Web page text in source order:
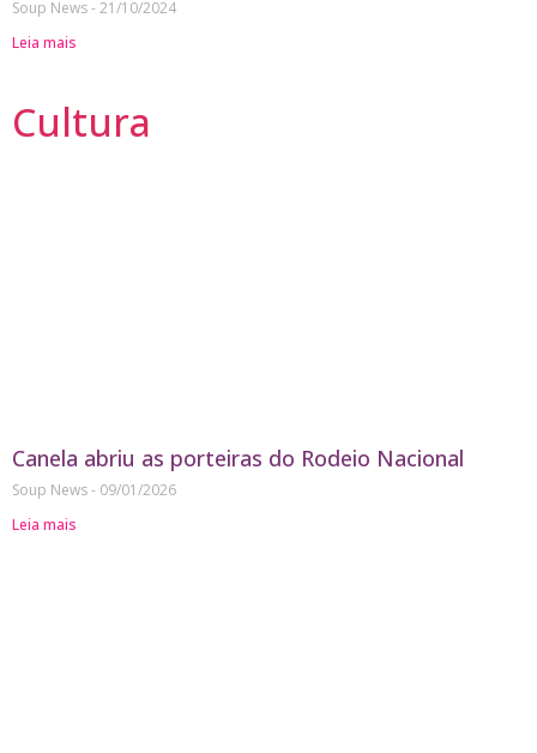
Soup News 21/10/2024
Leia mais
Cultura
Canela abriu as porteiras do Rodeio Nacional
Soup News
09/01/2026
Leia mais